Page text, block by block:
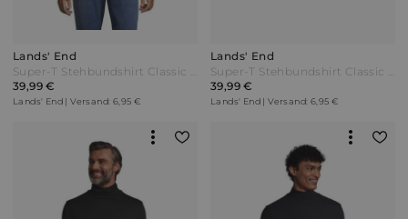
Lands' End
Super-T Stehbundshirt Classic Fit Herren Schwarz Jersey by Lands' End
39,99 €
Lands' End | Versand: 6,95 €
Lands' End
Super-T Stehbundshirt Classic Fit Tallgröße Herren Blau by Lands' End
39,99 €
Lands' End | Versand: 6,95 €